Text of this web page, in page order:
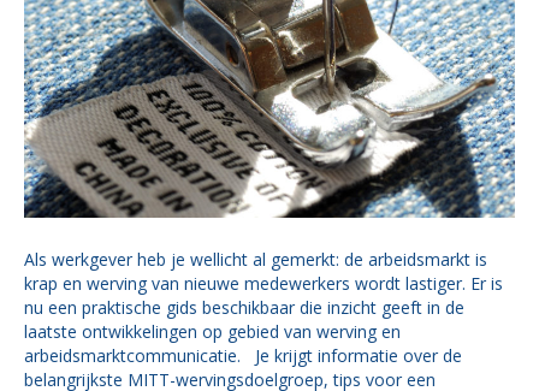
Als werkgever heb je wellicht al gemerkt: de arbeidsmarkt is
krap en werving van nieuwe medewerkers wordt lastiger. Er is
nu een praktische gids beschikbaar die inzicht geeft in de
laatste ontwikkelingen op gebied van werving en
arbeidsmarktcommunicatie. Je krijgt informatie over de
belangrijkste MITT-wervingsdoelgroep, tips voor een